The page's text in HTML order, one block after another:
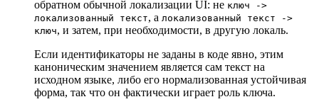
обратном обычной локализации UI: не ключ ->
локализованный текст, а локализованный текст ->
ключ, и затем, при необходимости, в другую локаль.
Если идентификаторы не заданы в коде явно, этим
каноническим значением является сам текст на
исходном языке, либо его нормализованная устойчивая
форма, так что он фактически играет роль ключа.